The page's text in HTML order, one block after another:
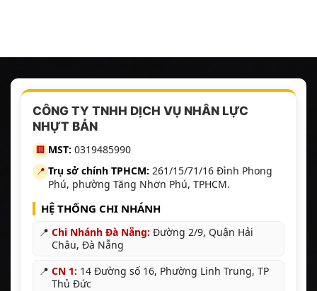
Tranh
Nhựt
Tín
–
Nhựt
Bản
Xưởng
Dương
Trọn
–
Đúng
Tiến
CÔNG TY TNHH DỊCH VỤ NHÂN LỰC
NHỰT BẢN
🏢 MST: 0319485990
📍 Trụ sở chính TPHCM: 261/15/71/16 Đình Phong
Phú, phường Tăng Nhơn Phú, TPHCM.
HỆ THỐNG CHI NHÁNH
📍 Chi Nhánh Đà Nẵng: Đường 2/9, Quận Hải
Châu, Đà Nẵng
📍 CN 1: 14 Đường số 16, Phường Linh Trung, TP
Thủ Đức